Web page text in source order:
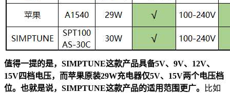
值得一提的是，SIMPTUNE这款产品具备5V、9V、12V、
15V四档电压，而苹果原装29W充电器仅5V、15V两个电压档
位。也就是说，SIMPTUNE这款产品的适用范围更广。
比如